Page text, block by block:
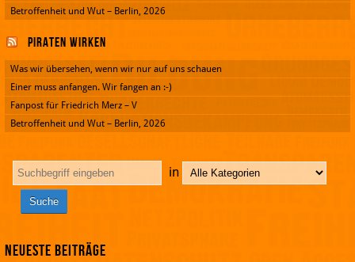
Betroffenheit und Wut – Berlin, 2026
Piraten wirken
Was wir übersehen, wenn wir nur auf uns schauen
Einer muss anfangen. Wir fangen an :-)
Fanpost für Friedrich Merz – V
Betroffenheit und Wut – Berlin, 2026
in
Neueste Beiträge